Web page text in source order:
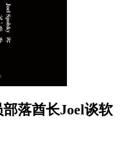
部落酋长Joel谈软